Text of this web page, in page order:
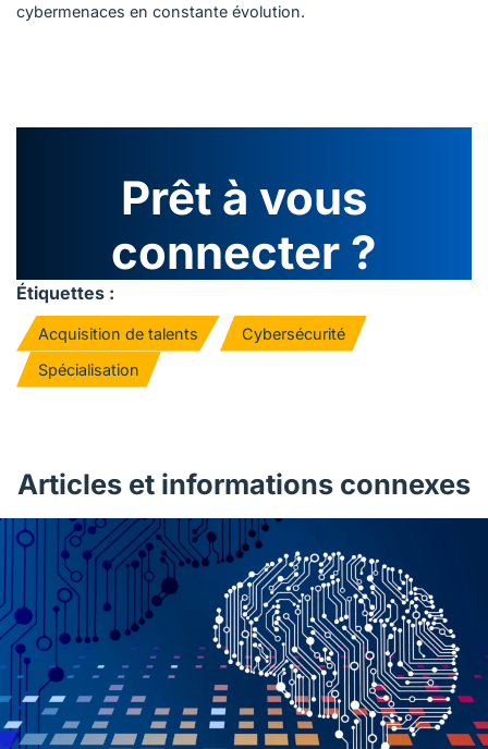
cybermenaces en constante évolution.
Prêt à vous
connecter ?
Étiquettes :
Acquisition de talents
Cybersécurité
Spécialisation
Articles et informations connexes